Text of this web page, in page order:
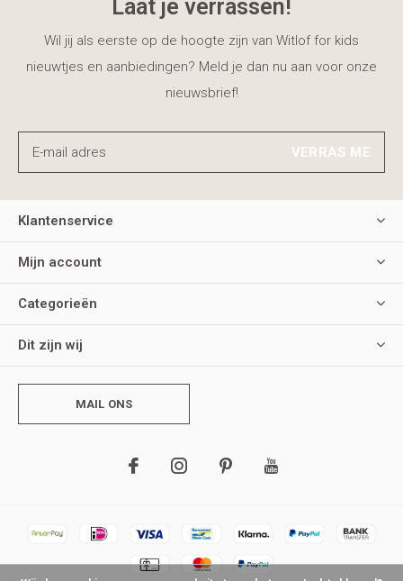
Laat je verrassen!
Wil jij als eerste op de hoogte zijn van Witlof for kids
nieuwtjes en aanbiedingen? Meld je dan nu aan voor onze
nieuwsbrief!
VERRAS ME
Klantenservice
Mijn account
Categorieën
Dit zijn wij
MAIL ONS